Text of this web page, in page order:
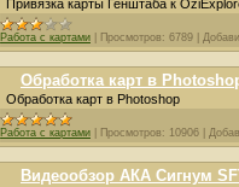
Привязка карты Генштаба к
Работа с картами Просмотров: 6789
Обработка карт в
Обработка карт в Photoshop
Работа с картами Просмотров: 10906
Видеообзор АКА Сигнум